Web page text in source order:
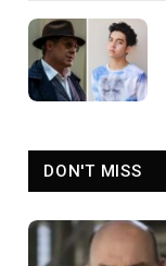
DON'T MISS